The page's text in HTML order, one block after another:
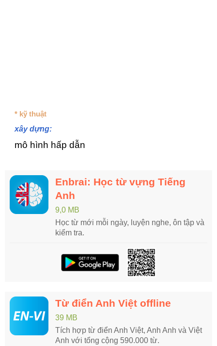
* kỹ thuật
xây dựng:
mô hình hấp dẫn
Enbrai: Học từ vựng Tiếng
Anh
9,0 MB
Học từ mới mỗi ngày, luyện nghe, ôn tập và
kiểm tra.
Từ điển Anh Việt offline
39 MB
Tích hợp từ điển Anh Việt, Anh Anh và Việt
Anh với tổng cộng 590.000 từ.